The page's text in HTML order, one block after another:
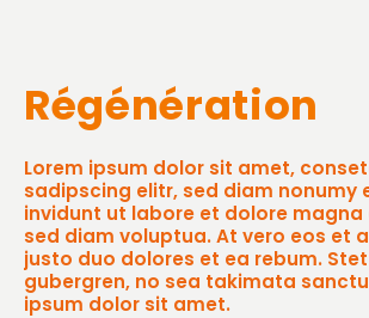
Régénération
Lorem ipsum dolor sit amet,
sadipscing elitr, sed diam nonumy
invidunt ut labore et dolore
sed diam voluptua. At vero eos et
justo duo dolores et ea rebum.
gubergren, no sea takimata
ipsum dolor sit amet.